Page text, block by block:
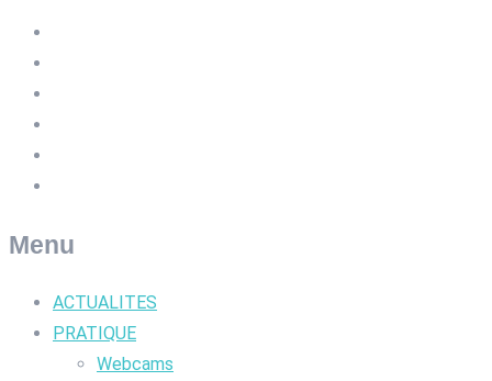
Menu
ACTUALITES
PRATIQUE
Webcams